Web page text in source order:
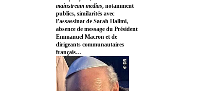
mainstream medias, notamment
publics, similarités avec
l’assassinat de Sarah Halimi,
absence de message du Président
Emmanuel Macron et de
dirigeants communautaires
français…